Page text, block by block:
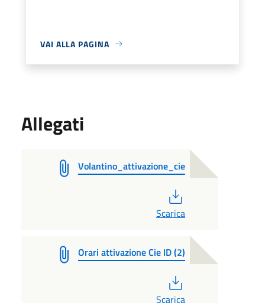
VAI ALLA PAGINA
Allegati
Volantino_attivazione_cie
Scarica
Orari attivazione Cie ID (2)
Scarica